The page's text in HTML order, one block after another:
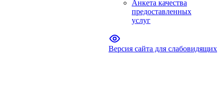
Анкета качества
предоставленных
услуг
Версия сайта для слабовидящих